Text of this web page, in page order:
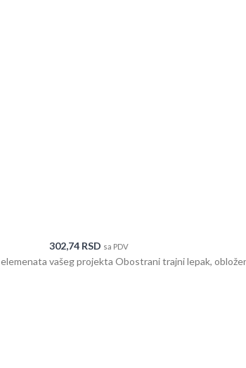
302,74 RSD sa PDV
vašeg projekta Obostrani trajni lepak,